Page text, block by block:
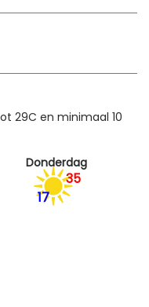
29C en minimaal 10
Donderdag
17
35